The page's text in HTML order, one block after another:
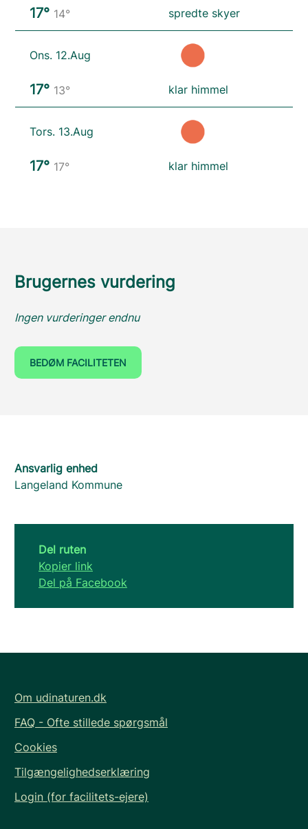
17° 14° spredte skyer
Ons. 12.Aug
17° 13° klar himmel
Tors. 13.Aug
17° 17° klar himmel
Brugernes vurdering
Ingen vurderinger endnu
BEDØM FACILITETEN
Ansvarlig enhed
Langeland Kommune
Del ruten
Kopier link
Del på Facebook
Om udinaturen.dk
FAQ - Ofte stillede spørgsmål
Cookies
Tilgængelighedserklæring
Login (for facilitets-ejere)